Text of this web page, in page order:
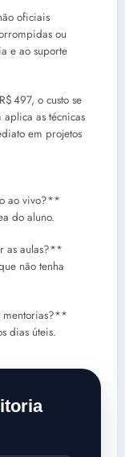
oficiais
ou
e ao suporte
497, o custo se
as técnicas
em projetos
ao vivo?**
do aluno.
as aulas?**
não tenha
mentorias?**
dias úteis.